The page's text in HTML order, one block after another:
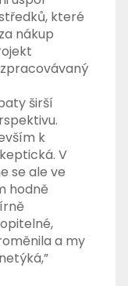
které
nákup
širší
k
V
se ale ve
hodně
a my